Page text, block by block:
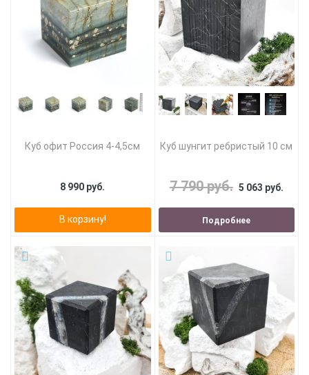
Куб офит Россия 4-4,5см
8 990 руб.
В корзину!
Куб шунгит ребристый 10 см
7 790 руб. 5 063 руб.
Подробнее